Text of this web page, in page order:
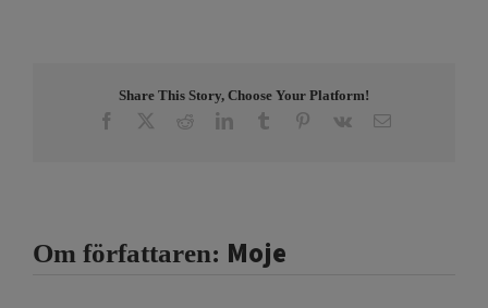
Share This Story, Choose Your Platform!
Facebook RedditLinkedInTumblr Pinterest
Vk E-
Om författaren: Moje